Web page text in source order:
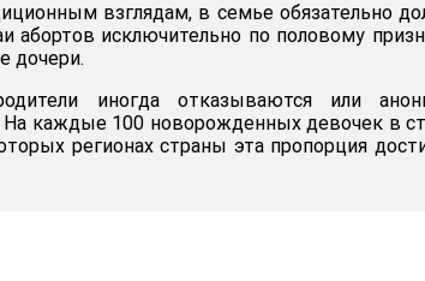
взглядам, в семье обязательно
абортов исключительно по половому
дочери.
иногда отказываются или
каждые 100 новорожденных девочек в
регионах страны эта пропорция